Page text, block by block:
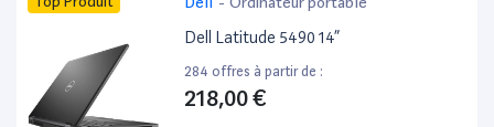
Dell Latitude 5490 14”
284 offres à partir de :
218,00 €